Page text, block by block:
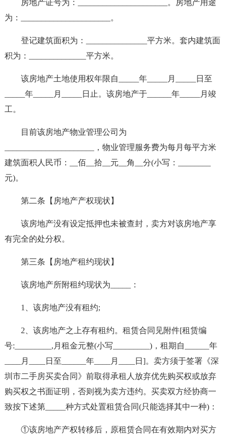
房地产证号为：______________________。房地产用途
为：______________________。
登记建筑面积为：_______________平方米。套内建筑面
积为：______________平方米。
该房地产土地使用权年限自_____年_____月_____日至
_____年_____月_____日止。该房地产于______年_____月竣
工。
目前该房地产物业管理公司为
______________________，物业管理服务费为每月每平方米
建筑面积人民币：__佰__拾__元__角__分(小写：________
元)。
第二条【房地产产权现状】
该房地产没有设定抵押也未被查封，卖方对该房地产享
有完全的处分权。
第三条【房地产租约现状】
该房地产所附租约现状为_____：
1、该房地产没有租约;
2、该房地产之上存有租约。租赁合同见附件[租赁编
号:_________,月租金元整(小写_________)，租期自______年
____月____日至______年____月____日]。卖方须于签署《深
圳市二手房买卖合同》前取得承租人放弃优先购买权或放弃
购买权之书面证明，否则视为卖方违约。买卖双方经协商一
致按下述第_____种方式处置租赁合同(只能选择其中一种)：
①该房地产产权转移后，原租赁合同在有效期内对买方